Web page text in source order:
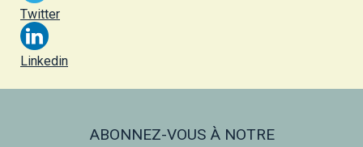
Twitter
Linkedin
ABONNEZ-VOUS À NOTRE